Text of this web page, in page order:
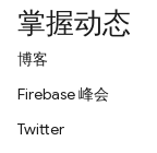
掌握动态
博客
Firebase 峰会
Twitter